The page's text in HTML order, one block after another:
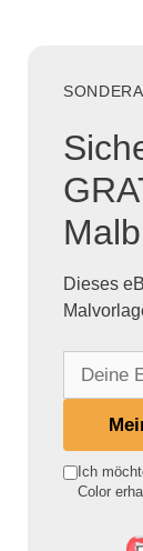
Dieses
e Ich
Color